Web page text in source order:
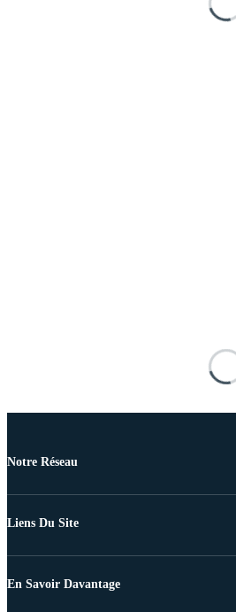
Notre Réseau
Liens Du Site
En Savoir Davantage